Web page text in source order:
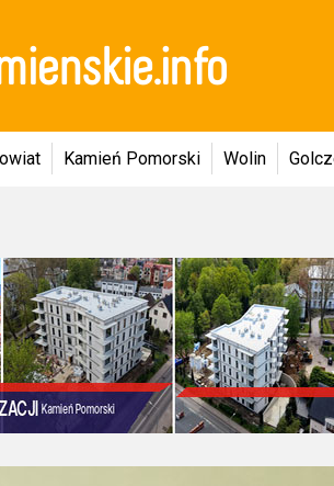
Kamień Pomorski Wolin